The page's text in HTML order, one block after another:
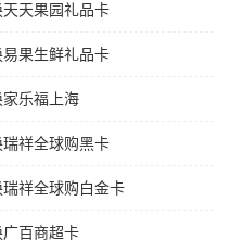
天果园礼品卡
果生鲜礼品卡
乐福上海
祥全球购黑卡
祥全球购白金卡
百商超卡